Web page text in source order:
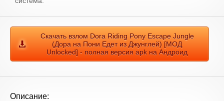
Скачать взлом Dora Riding Pony Escape Jungle
(Дора на Пони Едет из Джунглей) [МОД
Unlocked] - полная версия apk на Андроид
Описание: